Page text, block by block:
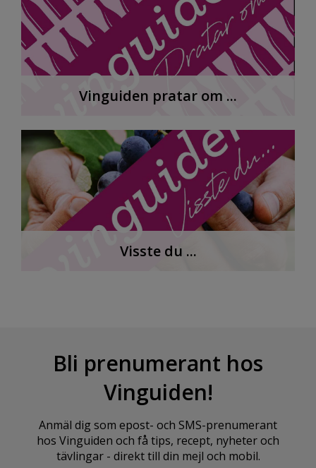
Vinguiden pratar om ...
Visste du ...
Bli prenumerant hos
Vinguiden!
Anmäl dig som epost- och SMS-prenumerant
hos Vinguiden och få tips, recept, nyheter och
tävlingar - direkt till din mejl och mobil.